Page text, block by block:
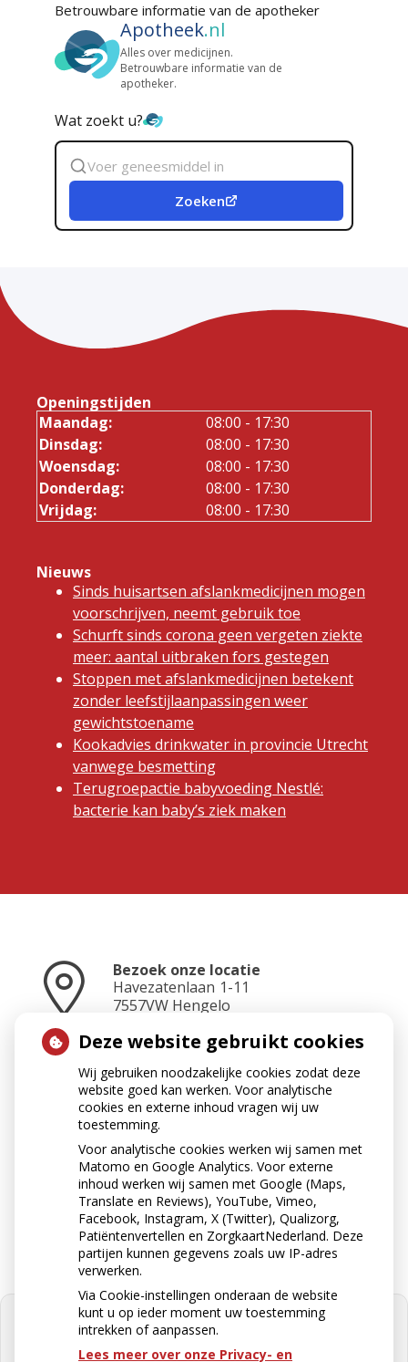
Betrouwbare informatie van de apotheker
Apotheek.nl
Alles over medicijnen.
Betrouwbare informatie van de
apotheker.
Wat zoekt u?
Zoek
geneesmiddel
Zoeken
Openingstijden
Maandag:
08:00 - 17:30
Dinsdag:
08:00 - 17:30
Woensdag:
08:00 - 17:30
Donderdag:
08:00 - 17:30
Vrijdag:
08:00 - 17:30
Nieuws
Sinds huisartsen afslankmedicijnen mogen
voorschrijven, neemt gebruik toe
Schurft sinds corona geen vergeten ziekte
meer: aantal uitbraken fors gestegen
Stoppen met afslankmedicijnen betekent
zonder leefstijlaanpassingen weer
gewichtstoename
Kookadvies drinkwater in provincie Utrecht
vanwege besmetting
Terugroepactie babyvoeding Nestlé:
bacterie kan baby’s ziek maken
Bezoek onze locatie
Havezatenlaan 1-11
7557VW Hengelo
Neem contact op
074-2423465
Stuur ons een e-mail
apotheek@apotheekkoop.nl
Deze website gebruikt cookies
Wij gebruiken noodzakelijke cookies zodat deze
website goed kan werken. Voor analytische
cookies en externe inhoud vragen wij uw
toestemming.
Voor analytische cookies werken wij samen met
Matomo en Google Analytics. Voor externe
inhoud werken wij samen met Google (Maps,
Translate en Reviews), YouTube, Vimeo,
Facebook, Instagram, X (Twitter), Qualizorg,
Patiëntenvertellen en ZorgkaartNederland. Deze
partijen kunnen gegevens zoals uw IP-adres
verwerken.
Via Cookie-instellingen onderaan de website
kunt u op ieder moment uw toestemming
intrekken of aanpassen.
Lees meer over onze Privacy- en